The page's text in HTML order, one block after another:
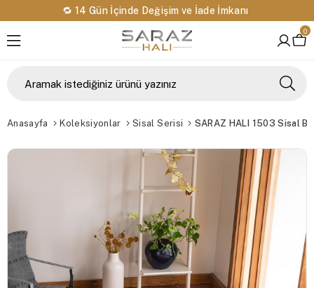
🔁 14 Gün İçinde Değişim ve İade İmkanı
0
Anasayfa Koleksiyonlar Sisal Serisi